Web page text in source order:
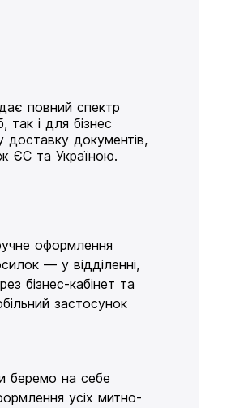
повний спектр
так і для бізнес
доставку документів,
ЄС та Україною.
оформлення
— у відділенні,
бізнес-кабінет та
застосунок
беремо на себе
усіх митно-